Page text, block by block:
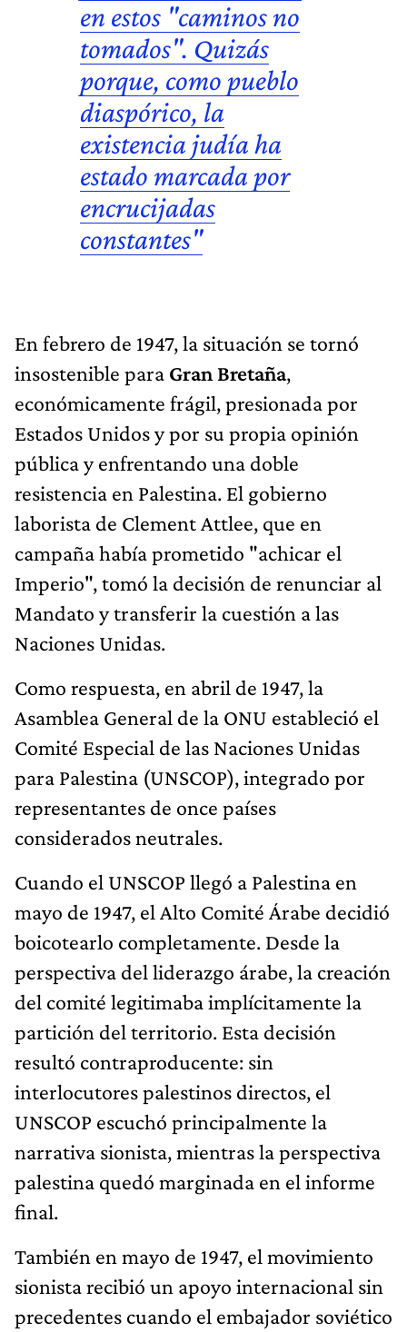
en estos "caminos no
tomados". Quizás
porque, como pueblo
diaspórico, la
existencia judía ha
estado marcada por
encrucijadas
constantes"
En febrero de 1947, la situación se tornó
insostenible para Gran Bretaña,
económicamente frágil, presionada por
Estados Unidos y por su propia opinión
pública y enfrentando una doble
resistencia en Palestina. El gobierno
laborista de Clement Attlee, que en
campaña había prometido "achicar el
Imperio", tomó la decisión de renunciar al
Mandato y transferir la cuestión a las
Naciones Unidas.
Como respuesta, en abril de 1947, la
Asamblea General de la ONU estableció el
Comité Especial de las Naciones Unidas
para Palestina (UNSCOP), integrado por
representantes de once países
considerados neutrales.
Cuando el UNSCOP llegó a Palestina en
mayo de 1947, el Alto Comité Árabe decidió
boicotearlo completamente. Desde la
perspectiva del liderazgo árabe, la creación
del comité legitimaba implícitamente la
partición del territorio. Esta decisión
resultó contraproducente: sin
interlocutores palestinos directos, el
UNSCOP escuchó principalmente la
narrativa sionista, mientras la perspectiva
palestina quedó marginada en el informe
final.
También en mayo de 1947, el movimiento
sionista recibió un apoyo internacional sin
precedentes cuando el embajador soviético